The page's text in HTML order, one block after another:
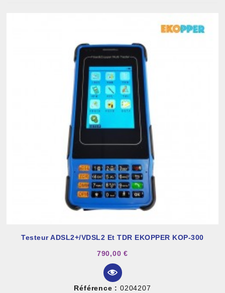
Testeur ADSL2+/VDSL2 Et TDR EKOPPER KOP-300
790,00 €
Référence : 0204207